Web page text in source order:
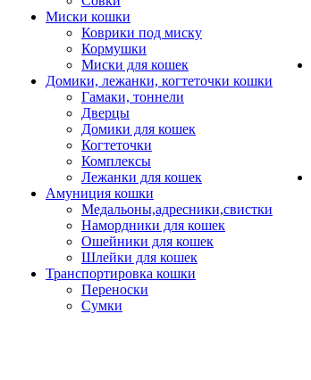
Миски кошки
Коврики под миску
Кормушки
Миски для кошек
Домики, лежанки, когтеточки кошки
Гамаки, тоннели
Дверцы
Домики для кошек
Когтеточки
Комплексы
Лежанки для кошек
Амуниция кошки
Медальоны,адресники,свистки
Намордники для кошек
Ошейники для кошек
Шлейки для кошек
Транспортировка кошки
Переноски
Сумки